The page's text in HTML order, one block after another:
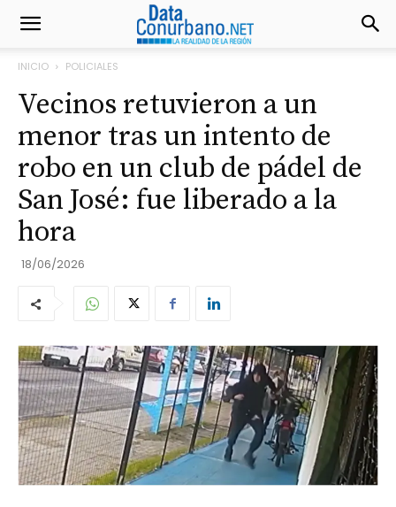
INICIO POLICIALES
Vecinos retuvieron a un
menor tras un intento de
robo en un club de pádel de
San José: fue liberado a la
hora
18/06/2026